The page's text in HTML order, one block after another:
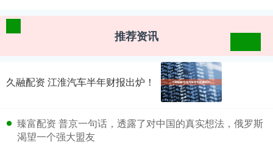
推荐资讯
久融配资 江淮汽车半年财报出炉！
臻富配资 普京一句话，透露了对中国的真实想法，俄罗斯
渴望一个强大盟友